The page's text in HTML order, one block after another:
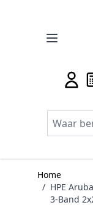
Home
/ HPE
3-Band